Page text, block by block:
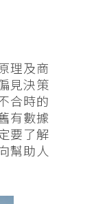
理及商
見決策
合時的
有數據
要了解
幫助人